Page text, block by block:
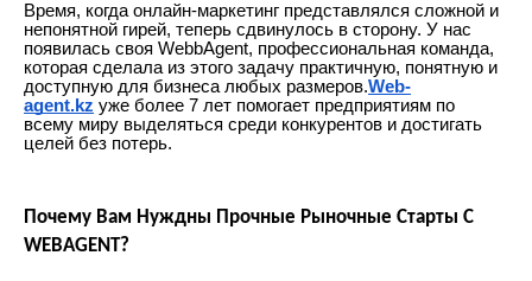
Время, когда онлайн-маркетинг представлялся сложной и
непонятной гирей, теперь сдвинулось в сторону. У нас
появилась своя WebbAgent, профессиональная команда,
которая сделала из этого задачу практичную, понятную и
доступную для бизнеса любых размеров.Web-
agent.kz уже более 7 лет помогает предприятиям по
всему миру выделяться среди конкурентов и достигать
целей без потерь.
Почему Вам Нуждны Прочные Рыночные Старты С
WEBAGENT?